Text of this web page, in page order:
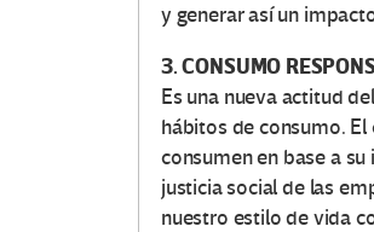
y generar así un
3. CONSUMO
Es una nueva actitud
hábitos de consumo.
consumen en base a
justicia social de las
nuestro estilo de vida